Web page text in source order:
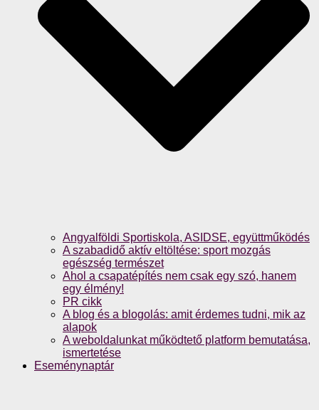
Angyalföldi Sportiskola, ASIDSE, együttműködés
A szabadidő aktív eltöltése: sport mozgás
egészség természet
Ahol a csapatépítés nem csak egy szó, hanem
egy élmény!
PR cikk
A blog és a blogolás: amit érdemes tudni, mik az
alapok
A weboldalunkat működtető platform bemutatása,
ismertetése
Eseménynaptár